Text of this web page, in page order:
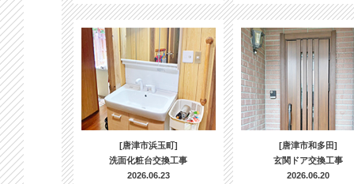
[唐津市浜玉町]
洗面化粧台交換工事
2026.06.23
[唐津市和多田]
玄関ドア交換工事
2026.06.20